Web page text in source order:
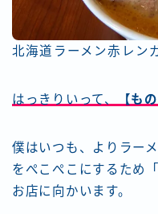
北海道ラーメン赤レン
はっきりいって、 【も
僕はいつも、よりラー
をぺこぺこにするため
お店に向かいます。